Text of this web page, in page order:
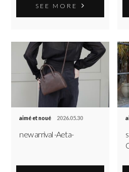
SEE MORE
aimé et noué 2026.05.30
new arrival -Aeta-